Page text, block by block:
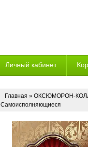
Личный кабинет
Главная » ОКСЮМОРОН-
Самоисполняющиеся